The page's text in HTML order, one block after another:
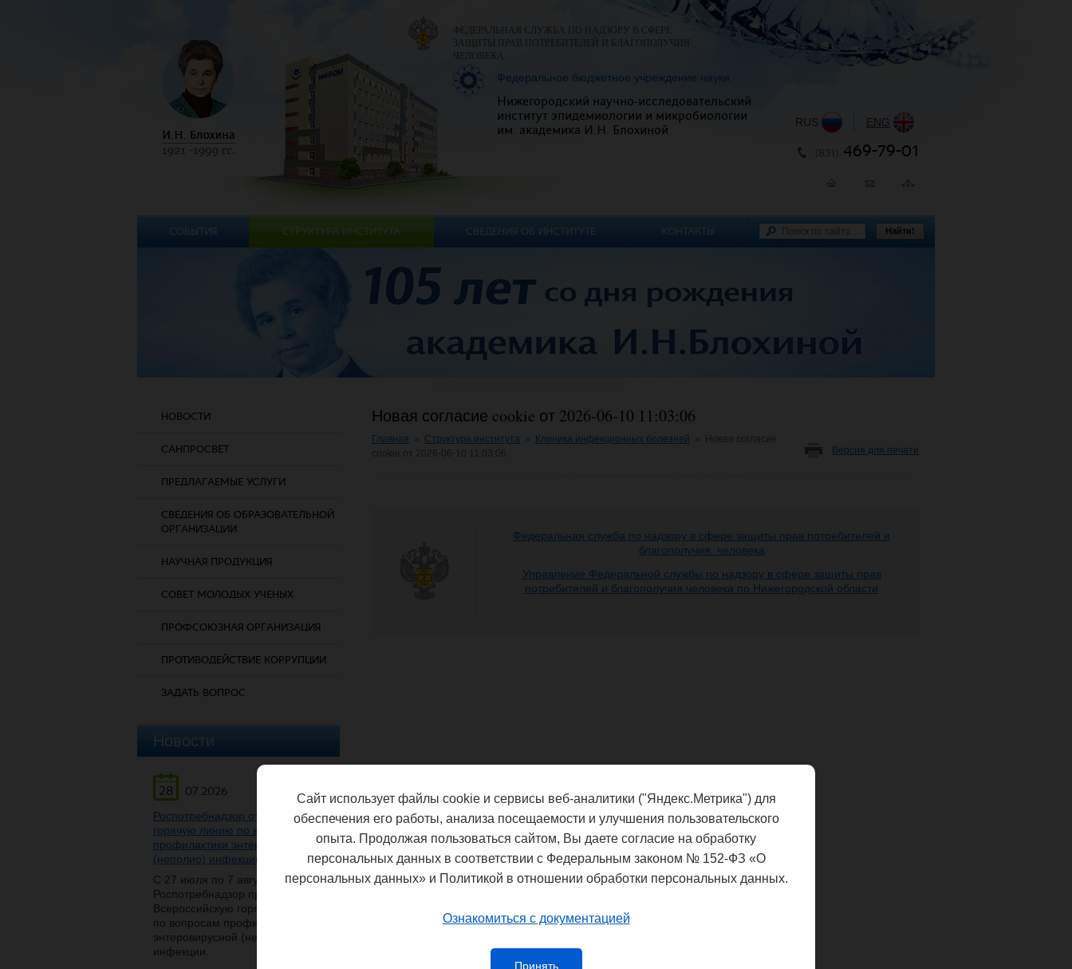
НОВОСТИ
САНПРОСВЕТ
ПРЕДЛАГАЕМЫЕ УСЛУГИ
СВЕДЕНИЯ ОБ ОБРАЗОВАТЕЛЬНОЙ
ОРГАНИЗАЦИИ
НАУЧНАЯ ПРОДУКЦИЯ
СОВЕТ МОЛОДЫХ УЧЕНЫХ
ПРОФСОЮЗНАЯ ОРГАНИЗАЦИЯ
ПРОТИВОДЕЙСТВИЕ КОРРУПЦИИ
ЗАДАТЬ ВОПРОС
Новости
28
07.2026
Роспотребнадзор открывает
горячую линию по вопросам
профилактики энтеровирусной
(неполио) инфекции
С 27 июля по 7 августа
Роспотребнадзор проведет
Всероссийскую горячую линию
по вопросам профилактики
энтеровирусной (неполио)
инфекции.
Новая согласие cookie от 2026-06-10 11:03:06
Главная Структура института Клиника инфекционных болезней
Версия для печати
Федеральная служба по надзору в сфере защиты прав потребителей и
благополучия человека
Управление Федеральной службы по надзору в сфере защиты прав
потребителей и благополучия человека по Нижегородской области
ФЕДЕРАЛЬНАЯ СЛУЖБА ПО НАДЗОРУ В СФЕРЕ
ЗАЩИТЫ ПРАВ ПОТРЕБИТЕЛЕЙ И БЛАГОПОЛУЧИЯ
ЧЕЛОВЕКА
Федеральное бюджетное учреждение науки
Нижегородский научно-исследовательский
институт эпидемиологии и микробиологии
им. академика И.Н. Блохиной
RUS ENG
469-79-01
СОБЫТИЯ СТРУКТУРА ИНСТИТУТА СВЕДЕНИЯ ОБ ИНСТИТУТЕ КОНТАКТЫ Найти!
Сайт использует файлы cookie и сервисы веб-аналитики ("Яндекс.Метрика") для
обеспечения его работы, анализа посещаемости и улучшения пользовательского
опыта. Продолжая пользоваться сайтом, Вы даете согласие на обработку
персональных данных в соответствии с Федеральным законом № 152-ФЗ «О
персональных данных» и Политикой в отношении обработки персональных данных.
Ознакомиться с документацией
Принять